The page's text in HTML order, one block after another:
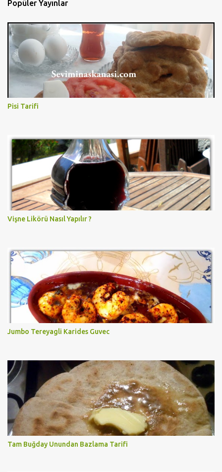
Popüler Yayınlar
Pisi Tarifi
Vişne Likörü Nasıl Yapılır ?
Jumbo Tereyagli Karides Guvec
Tam Buğday Unundan Bazlama Tarifi